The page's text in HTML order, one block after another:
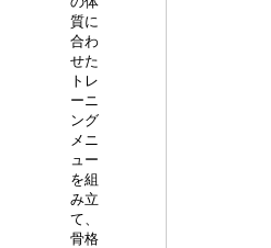
質に
合わ
せた
トレ
ーニ
ング
メニ
ュー
を組
み立
て、
骨格